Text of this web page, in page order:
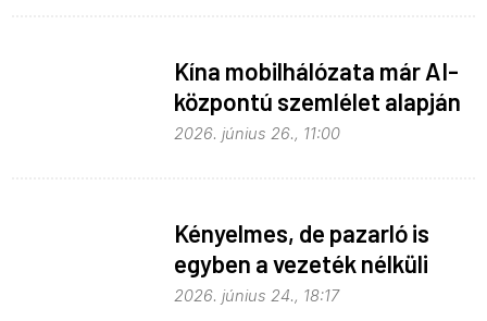
Kína mobilhálózata már AI-
központú szemlélet alapján
fejlődik
2026. június 26., 11:00
Kényelmes, de pazarló is
egyben a vezeték nélküli
töltés
2026. június 24., 18:17